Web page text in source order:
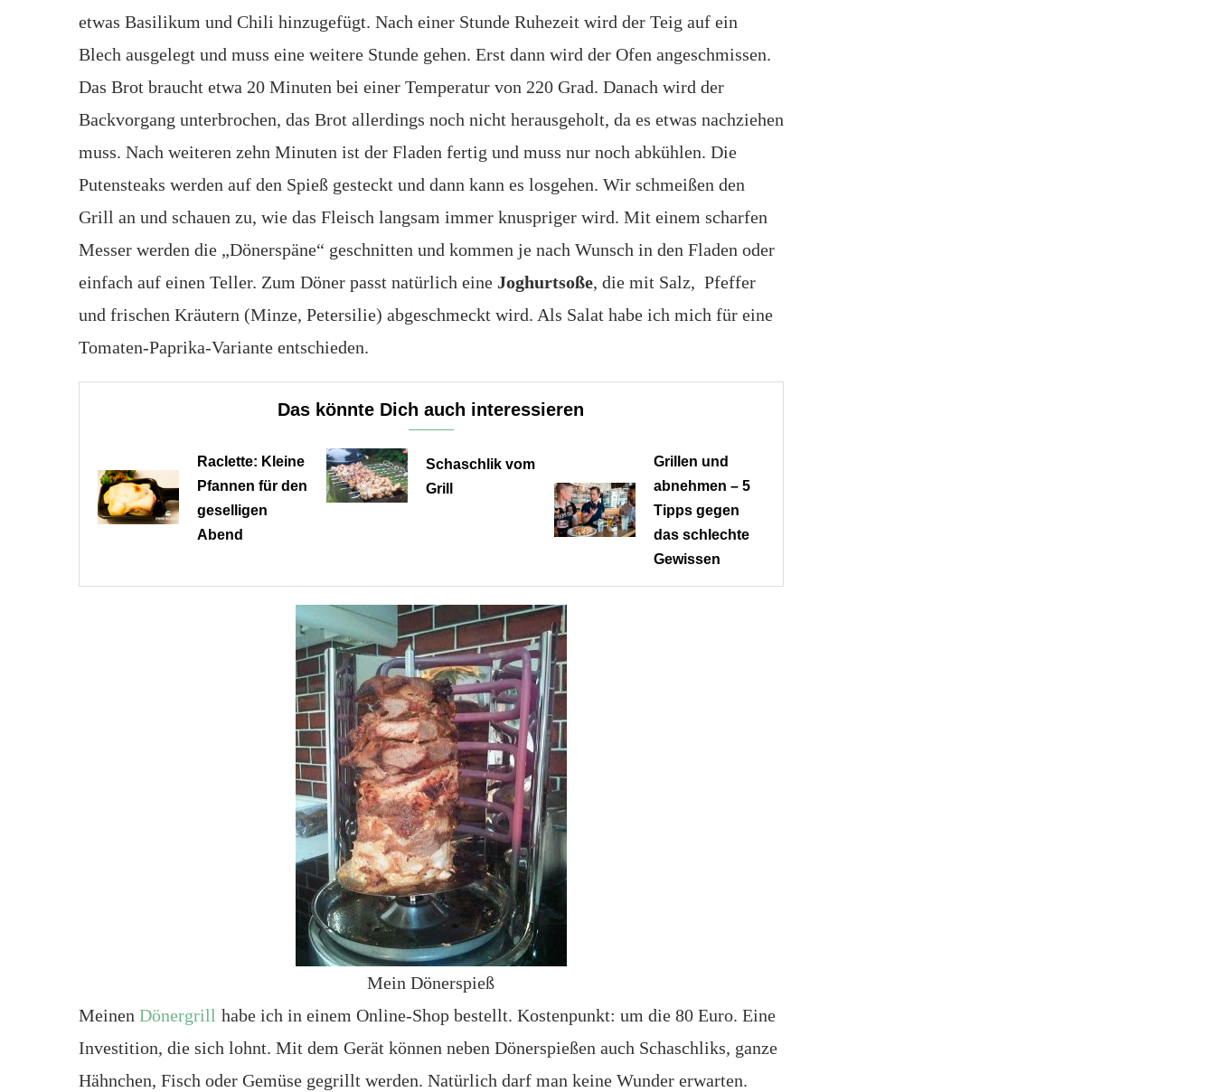
etwas Basilikum und Chili hinzugefügt. Nach einer Stunde Ruhezeit wird der Teig auf ein
Blech ausgelegt und muss eine weitere Stunde gehen. Erst dann wird der Ofen angeschmissen.
Das Brot braucht etwa 20 Minuten bei einer Temperatur von 220 Grad. Danach wird der
Backvorgang unterbrochen, das Brot allerdings noch nicht herausgeholt, da es etwas nachziehen
muss. Nach weiteren zehn Minuten ist der Fladen fertig und muss nur noch abkühlen. Die
Putensteaks werden auf den Spieß gesteckt und dann kann es losgehen. Wir schmeißen den
Grill an und schauen zu, wie das Fleisch langsam immer knuspriger wird. Mit einem scharfen
Messer werden die „Dönerspäne“ geschnitten und kommen je nach Wunsch in den Fladen oder
einfach auf einen Teller. Zum Döner passt natürlich eine Joghurtsoße, die mit Salz, Pfeffer
und frischen Kräutern (Minze, Petersilie) abgeschmeckt wird. Als Salat habe ich mich für eine
Tomaten-Paprika-Variante entschieden.
Das könnte Dich auch interessieren
Raclette: Kleine
Pfannen für den
geselligen
Abend
Schaschlik vom
Grill
Grillen und
abnehmen – 5
Tipps gegen
das schlechte
Gewissen
Mein Dönerspieß
Meinen Dönergrill habe ich in einem Online-Shop bestellt. Kostenpunkt: um die 80 Euro. Eine
Investition, die sich lohnt. Mit dem Gerät können neben Dönerspießen auch Schaschliks, ganze
Hähnchen, Fisch oder Gemüse gegrillt werden. Natürlich darf man keine Wunder erwarten.